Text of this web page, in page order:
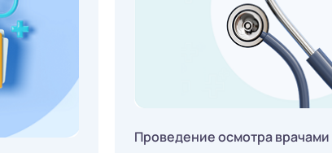
Проведение осмотра